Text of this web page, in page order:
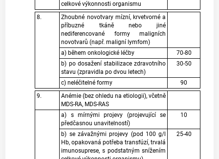
celkové výkonnosti organismu
8.
Zhoubné novotvary mízní, krvetvorné a
příbuzné tkáně nebo jiné
nediferencované formy maligních
novotvarů (např. maligní lymfom)
a) během onkologické léčby
70-80
b) po dosažení stabilizace zdravotního
stavu (zpravidla po dvou letech)
30-50
c) neléčitelné formy
90
9.
Anémie (bez ohledu na etiologii), včetně
MDS-RA, MDS-RAS
a) s mírnými projevy (projevující se
předčasnou unavitelností)
10
b) se závažnými projevy (pod 100 g/l
Hb, opakovaná potřeba transfúzí, trvalá
imunosuprese, s podstatným snížením
25-40